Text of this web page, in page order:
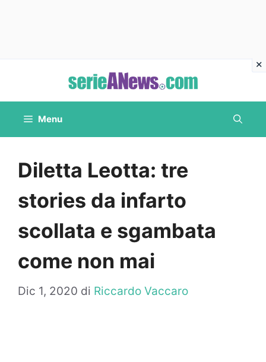
contenuto
Menu
Diletta Leotta: tre
stories da infarto
scollata e sgambata
come non mai
Dic 1, 2020 di Riccardo Vaccaro